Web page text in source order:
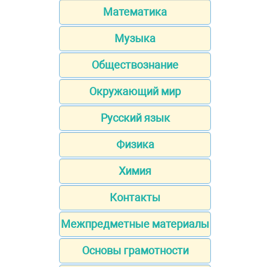
Математика
Музыка
Обществознание
Окружающий мир
Русский язык
Физика
Химия
Контакты
Межпредметные материалы
Основы грамотности